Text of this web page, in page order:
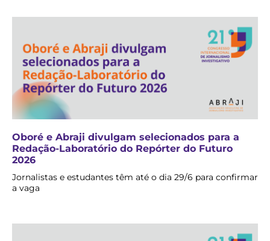
Oboré e Abraji divulgam selecionados para a
Redação-Laboratório do Repórter do Futuro
2026
Jornalistas e estudantes têm até o dia 29/6 para confirmar
a vaga